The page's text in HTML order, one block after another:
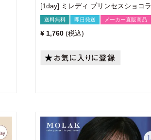
[1day] ミレディ プリンセスショコラ
送料無料 即日発送 メーカー直販商品
¥ 1,760 税込